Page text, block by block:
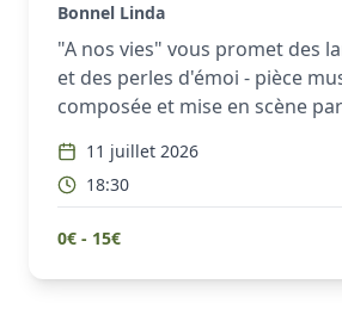
Bonnel Linda
"A nos vies" vous promet des
et des perles d'émoi - pièce
composée et mise en scène
11 juillet 2026
18:30
0€ - 15€